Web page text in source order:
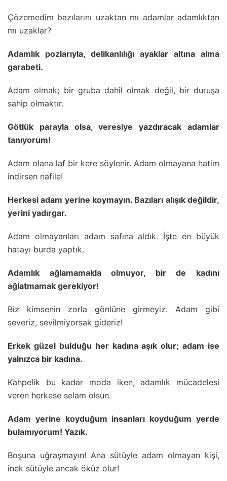
Çözemedim bazılarını uzaktan mı adamlar adamlıktan
mı uzaklar?
Adamlık pozlarıyla, delikanlılığı ayaklar altına alma
garabeti.
Adam olmak; bir gruba dahil olmak değil, bir duruşa
sahip olmaktır.
Götlük parayla olsa, veresiye yazdıracak adamlar
tanıyorum!
Adam olana laf bir kere söylenir. Adam olmayana hatim
indirsen nafile!
Herkesi adam yerine koymayın. Bazıları alışık değildir,
yerini yadırgar.
Adam olmayanları adam safına aldık. İşte en büyük
hatayı burda yaptık.
Adamlık ağlamamakla olmuyor, bir de kadını
ağlatmamak gerekiyor!
Biz kimsenin zorla gönlüne girmeyiz. Adam gibi
severiz, sevilmiyorsak gideriz!
Erkek güzel bulduğu her kadına aşık olur; adam ise
yalnızca bir kadına.
Kahpelik bu kadar moda iken, adamlık mücadelesi
veren herkese selam olsun.
Adam yerine koyduğum insanları koyduğum yerde
bulamıyorum! Yazık.
Boşuna uğraşmayın! Ana sütüyle adam olmayan kişi,
inek sütüyle ancak öküz olur!